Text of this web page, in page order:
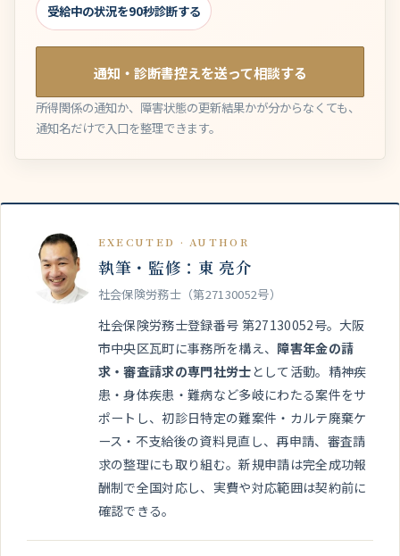
受給中の状況を90秒診断する
通知・診断書控えを送って相談する
所得関係の通知か、障害状態の更新結果かが分からなくても、
通知名だけで入口を整理できます。
EXECUTED · AUTHOR
執筆・監修：東 亮介
社会保険労務士（第27130052号）
社会保険労務士登録番号 第27130052号。大阪
市中央区瓦町に事務所を構え、 障害年金の請
求・審査請求の専門社労士 として活動。精神疾
患・身体疾患・難病など多岐にわたる案件をサ
ポートし、初診日特定の難案件・カルテ廃棄ケ
ース・不支給後の資料見直し、再申請、審査請
求の整理にも取り組む。新規申請は完全成功報
酬制で全国対応し、実費や対応範囲は契約前に
確認できる。